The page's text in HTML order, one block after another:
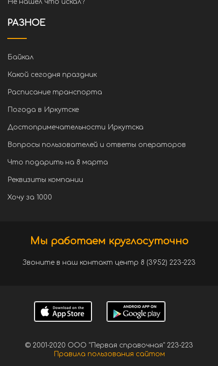
Не нашел что искал?
РАЗНОЕ
Байкал
Какой сегодня праздник
Расписание транспорта
Погода в Иркутске
Достопримечательности Иркутска
Вопросы пользователей и ответы операторов
Что подарить на 8 марта
Реквизиты компании
Хочу за 1000
Мы работаем круглосуточно
Звоните в наш контакт центр 8 (3952) 223-223
© 2001-2020 ООО "Первая справочная" 223-223
Правила пользования сайтом